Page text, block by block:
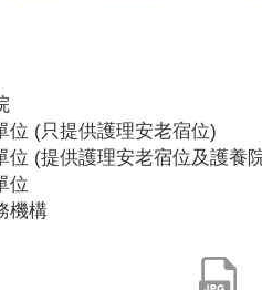
位 (只提供護理安老宿位)
(提供護理安老宿位及護養
位
機構